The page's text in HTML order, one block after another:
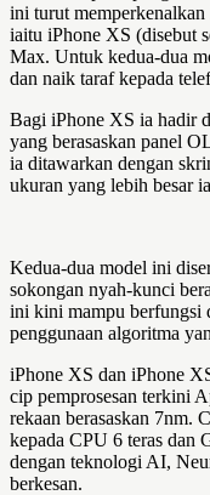
ini turut
iaitu iPhone XS (disebut
Max. Untuk kedua-dua
dan naik taraf kepada
Bagi iPhone XS ia hadir
yang berasaskan panel
ia ditawarkan dengan
ukuran yang lebih besar
Kedua-dua model ini
sokongan nyah-kunci
ini kini mampu berfungsi
penggunaan algoritma
iPhone XS dan iPhone
cip pemprosesan terkini
rekaan berasaskan 7nm.
kepada CPU 6 teras dan
dengan teknologi AI,
berkesan.